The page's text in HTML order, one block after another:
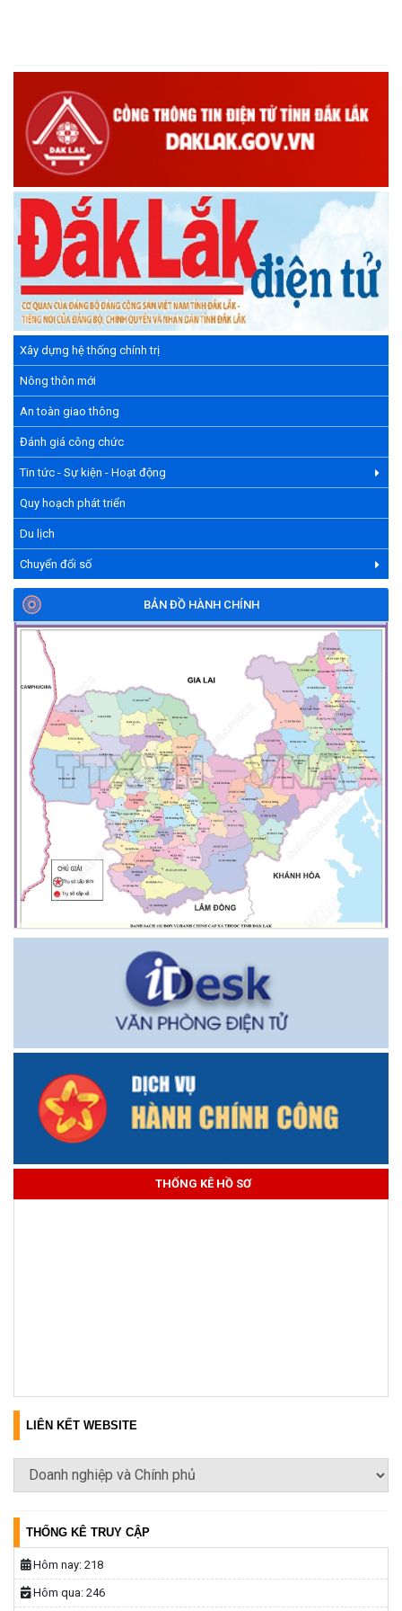
Xây dựng hệ thống chính trị
Nông thôn mới
An toàn giao thông
Đánh giá công chức
Tin tức - Sự kiện - Hoạt động
Quy hoạch phát triển
Du lịch
Chuyển đổi số
BẢN ĐỒ HÀNH CHÍNH
THỐNG KÊ HỒ SƠ
LIÊN KẾT WEBSITE
THỐNG KÊ TRUY CẬP
Hôm nay: 218
Hôm qua: 246
Chương trình đối thoại giữa lãnh đạo UBND xã với thanh niên,
thiếu nhi trên địa bàn xã năm 2026
(14/05/2026)
Chương trình kỷ niệm 85 năm ngày thành lập Đội TNTP Hồ Chí
Minh (15/05/1941 – 15/05/2026) và kỷ niệm 136 năm ngày
sinh Chủ tịch Hồ Chí Minh (19/05/1890 – 19/05/2026).
(14/05/2026)